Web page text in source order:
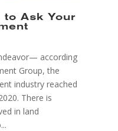
to Ask Your
according
Group, the
industry reached
There is
in land